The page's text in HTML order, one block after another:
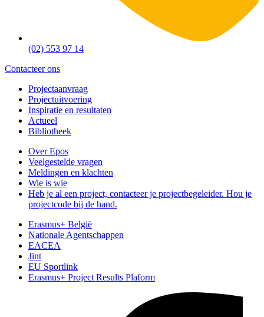
(02) 553 97 14
Contacteer ons
Projectaanvraag
Projectuitvoering
Inspiratie en resultaten
Actueel
Bibliotheek
Over Epos
Veelgestelde vragen
Meldingen en klachten
Wie is wie
Heb je al een project, contacteer je projectbegeleider. Hou je
projectcode bij de hand.
Erasmus+ België
Nationale Agentschappen
EACEA
Jint
EU Sportlink
Erasmus+ Project Results Plaform